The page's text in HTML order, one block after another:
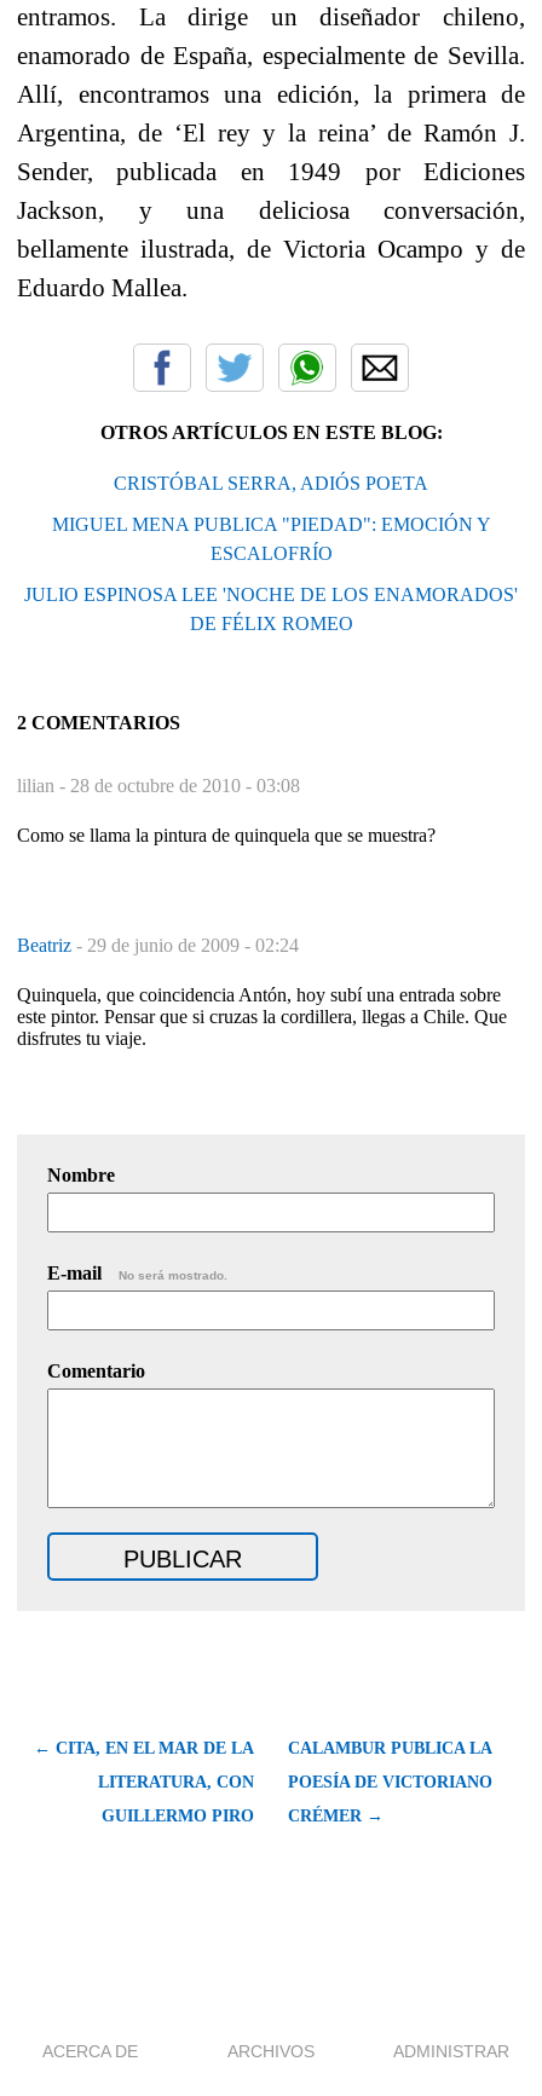
entramos. La dirige un diseñador chileno,
enamorado de España, especialmente de Sevilla.
Allí, encontramos una edición, la primera de
Argentina, de ‘El rey y la reina’ de Ramón J.
Sender, publicada en 1949 por Ediciones
Jackson, y una deliciosa conversación,
bellamente ilustrada, de Victoria Ocampo y de
Eduardo Mallea.
OTROS ARTÍCULOS EN ESTE BLOG:
CRISTÓBAL SERRA, ADIÓS POETA
MIGUEL MENA PUBLICA "PIEDAD": EMOCIÓN Y
ESCALOFRÍO
JULIO ESPINOSA LEE 'NOCHE DE LOS ENAMORADOS'
DE FÉLIX ROMEO
2 COMENTARIOS
lilian - 28 de octubre de 2010 - 03:08
Como se llama la pintura de quinquela que se muestra?
Beatriz - 29 de junio de 2009 - 02:24
Quinquela, que coincidencia Antón, hoy subí una entrada sobre
este pintor. Pensar que si cruzas la cordillera, llegas a Chile. Que
disfrutes tu viaje.
Nombre
E-mail No será mostrado.
Comentario
← CITA, EN EL MAR DE LA
LITERATURA, CON
GUILLERMO PIRO
CALAMBUR PUBLICA LA
POESÍA DE VICTORIANO
CRÉMER →
ACERCA DE ARCHIVOS ADMINISTRAR